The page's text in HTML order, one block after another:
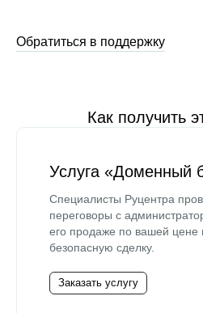
Обратиться в поддержку
Как получить
Услуга «Доменный
Специалисты Руцентра
переговоры с
его продаже по вашей цене
безопасную сделку.
Заказать услугу